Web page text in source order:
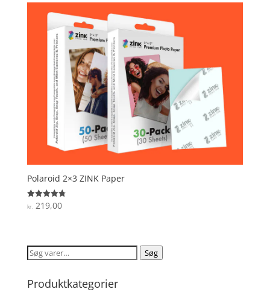
Polaroid 2×3 ZINK Paper
Vurderet
4.8
kr.219,00
Søg
Søg
Produktkategorier